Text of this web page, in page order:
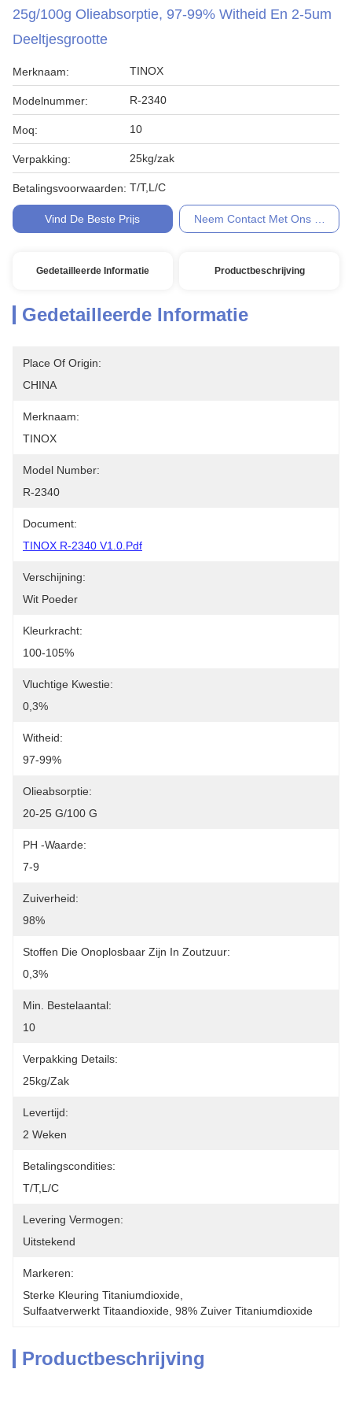
25g/100g Olieabsorptie, 97-99% Witheid En 2-5um
Deeltjesgrootte
Merknaam: TINOX
Modelnummer: R-2340
Moq: 10
Verpakking: 25kg/zak
Betalingsvoorwaarden: T/T,L/C
Vind De Beste Prijs Neem Contact Met Ons Op
Gedetailleerde Informatie Productbeschrijving
Gedetailleerde Informatie
Place Of Origin:
CHINA
Merknaam:
TINOX
Model Number:
R-2340
Document:
TINOX R-2340 V1.0.pdf
Verschijning:
Wit Poeder
Kleurkracht:
100-105%
Vluchtige Kwestie:
0,3%
Witheid:
97-99%
Olieabsorptie:
20-25 G/100 G
PH -waarde:
7-9
Zuiverheid:
98%
Stoffen Die Onoplosbaar Zijn In Zoutzuur:
0,3%
Min. Bestelaantal:
10
Verpakking Details:
25kg/zak
Levertijd:
2 Weken
Betalingscondities:
T/T,L/C
Levering Vermogen:
Uitstekend
Markeren:
Sterke Kleuring Titaniumdioxide
Sulfaatverwerkt Titaandioxide 98% Zuiver Titaniumdioxide
Productbeschrijving